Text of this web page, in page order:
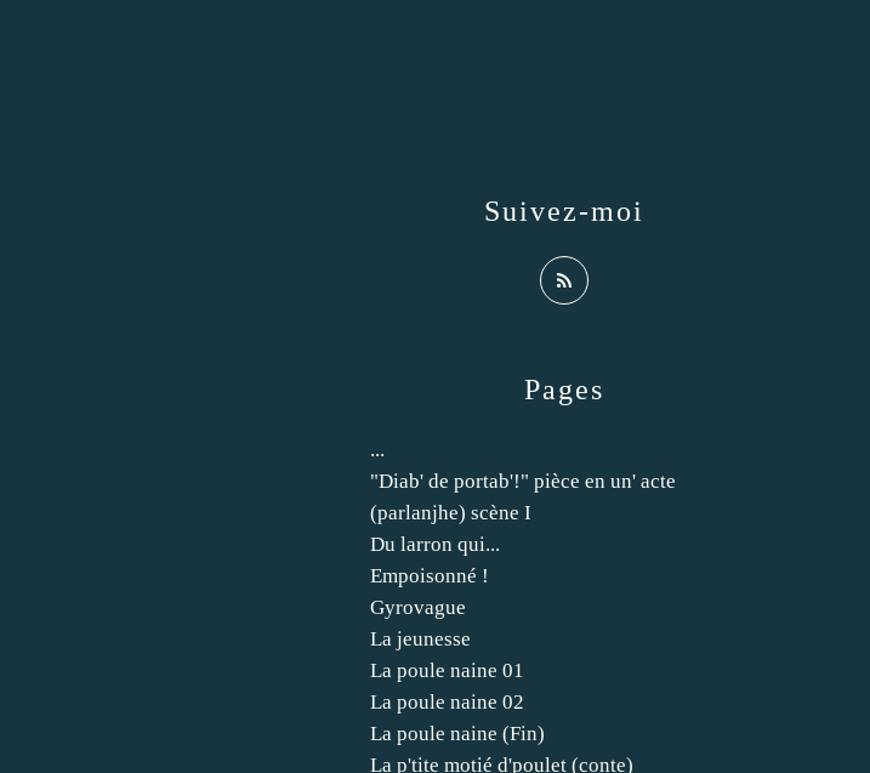
Pages
...
"Diab' de portab'!" pièce en un' acte
(parlanjhe) scène I
Du larron qui...
Empoisonné !
Gyrovague
La jeunesse
La poule naine 01
La poule naine 02
La poule naine (Fin)
La p'tite motié d'poulet (conte)
Suivez-moi